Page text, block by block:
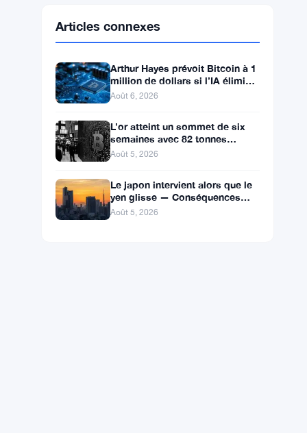
SolanaSOL $73.4642 ▼ -0.88%
XRPXRP $1.0446
Arthur Hayes prévoit Bitcoin à 1